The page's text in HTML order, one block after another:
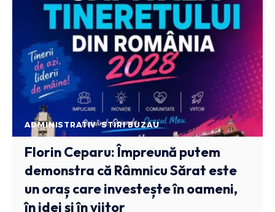
ADMINISTRATIV STIRI BUZAU
Florin Ceparu: Împreună putem
demonstra că Râmnicu Sărat este
un oraș care investește în oameni,
în idei și în viitor